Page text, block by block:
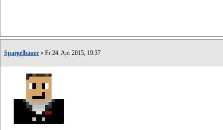
Spargelbauer » Fr 24. Apr 2015, 19:37